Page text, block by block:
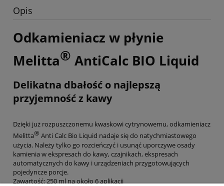
Opis
Odkamieniacz w płynie
Melitta® AntiCalc BIO Liquid
Delikatna dbałość o najlepszą
przyjemność z kawy
Dzięki już rozpuszczonemu kwaskowi cytrynowemu, odkamieniacz
Melitta® Anti Calc Bio Liquid nadaje się do natychmiastowego
użycia. Należy tylko go rozcieńczyć i usunąć uporczywe osady
kamienia w ekspresach do kawy, czajnikach, ekspresach
automatycznych do kawy i urządzeniach przygotowujących
pojedyncze porcje.
Zawartość: 250 ml na około 6 aplikacji